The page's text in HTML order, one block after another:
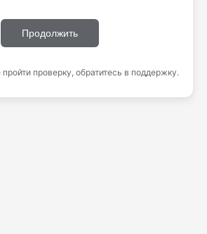
Продолжить
проверку, обратитесь в поддержку.